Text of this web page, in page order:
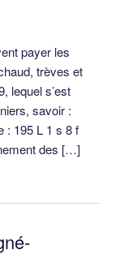
payer les
trèves et
lequel s’est
savoir :
: 195 L 1 s 8 f
des […]